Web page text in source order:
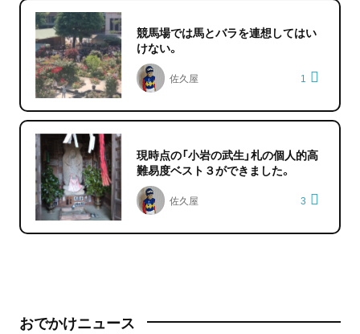
競馬場では馬とバラを連想してはい
けない。
佐久屋 1
現時点の「小岩の武生」札の個人的高
難易度ベスト３ができました。
佐久屋 3
おでかけニュース